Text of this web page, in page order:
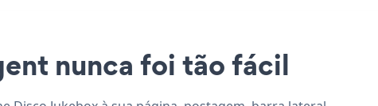
nunca foi tão fácil